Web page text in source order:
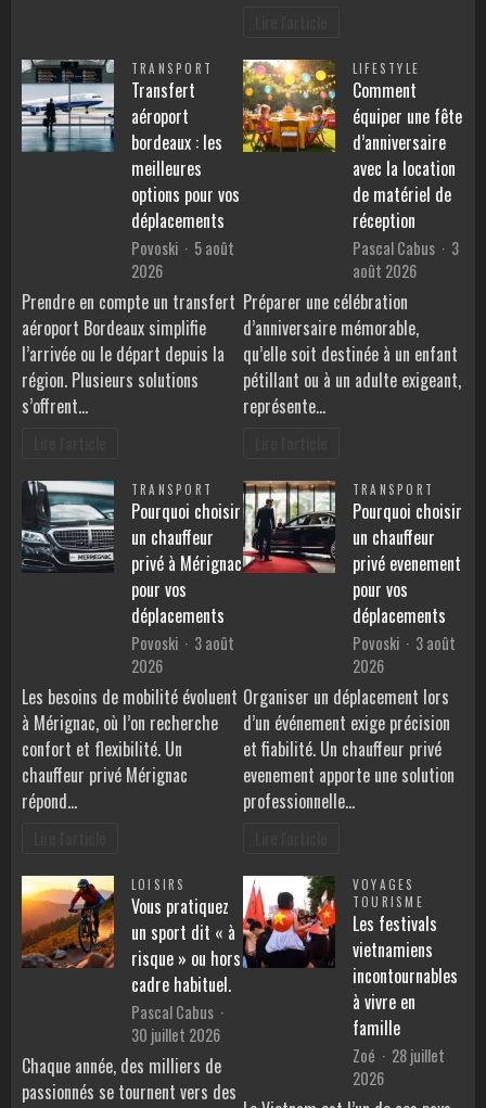
TRANSPORT
Transfert
aéroport
bordeaux : les
meilleures
options pour vos
déplacements
Povoski
5 août
2026
Prendre en compte un transfert
aéroport Bordeaux simplifie
l’arrivée ou le départ depuis la
région. Plusieurs solutions
s’offrent…
LIFESTYLE
Comment
équiper une fête
d’anniversaire
avec la location
de matériel de
réception
Pascal Cabus
3
août 2026
Préparer une célébration
d’anniversaire mémorable,
qu’elle soit destinée à un enfant
pétillant ou à un adulte exigeant,
représente…
TRANSPORT
Pourquoi choisir
un chauffeur
privé à Mérignac
pour vos
déplacements
Povoski
3 août
2026
Les besoins de mobilité évoluent
à Mérignac, où l’on recherche
confort et flexibilité. Un
chauffeur privé Mérignac
répond…
TRANSPORT
Pourquoi choisir
un chauffeur
privé evenement
pour vos
déplacements
Povoski
3 août
2026
Organiser un déplacement lors
d’un événement exige précision
et fiabilité. Un chauffeur privé
evenement apporte une solution
professionnelle…
LOISIRS
Vous pratiquez
un sport dit « à
risque » ou hors
cadre habituel.
Pascal Cabus
30 juillet 2026
Chaque année, des milliers de
passionnés se tournent vers des
VOYAGES
TOURISME
Les festivals
vietnamiens
incontournables
à vivre en
famille
Zoé
28 juillet
2026